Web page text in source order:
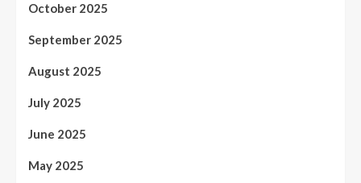
October 2025
September 2025
August 2025
July 2025
June 2025
May 2025